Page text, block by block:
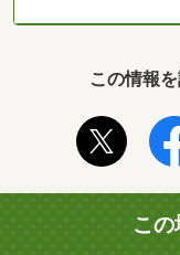
この情報
こ